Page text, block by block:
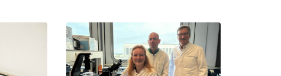
hitte in de stad, de risico’s
hiervan op onze gezondheid,
maar ook de impact van de zorg
op de […]